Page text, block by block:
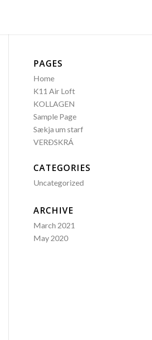
PAGES
Home
K11 Air Loft
KOLLAGEN
Sample Page
Sækja um starf
VERÐSKRÁ
CATEGORIES
Uncategorized
ARCHIVE
March 2021
May 2020